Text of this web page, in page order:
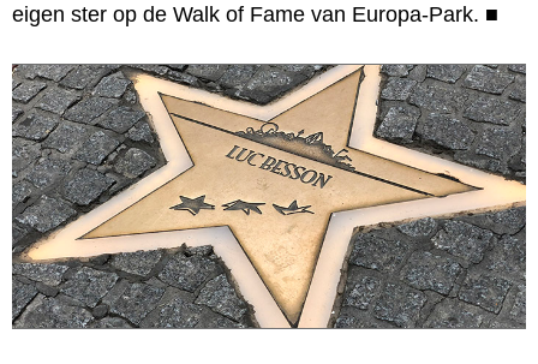
eigen ster op de Walk of Fame van Europa-Park. ■